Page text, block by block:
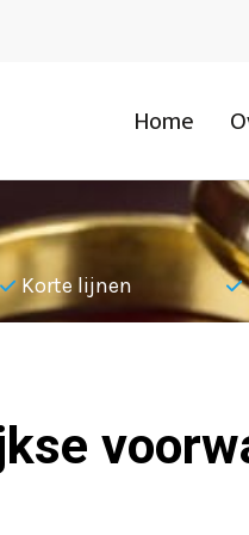
Home
Korte lijnen